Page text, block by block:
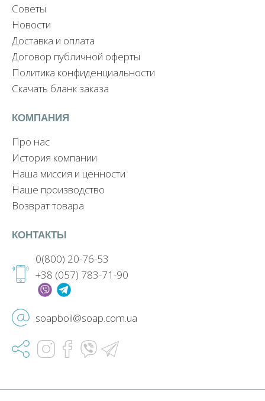
Советы
Новости
Доставка и оплата
Договор публичной оферты
Политика конфиденциальности
Скачать бланк заказа
КОМПАНИЯ
Про нас
История компании
Наша миссия и ценности
Наше производство
Возврат товара
КОНТАКТЫ
0(800) 20-76-53
+38 (057) 783-71-90
soapboil@soap.com.ua